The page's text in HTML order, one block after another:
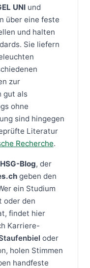
UNIund
über eine feste
und halten
Sie liefern
zur
gut als
ohne
sind hingegen
Literatur
Recherche.
HSG-Blog, der
geben den
ein Studium
oder den
findet hier
Karriere-
oder
holen Stimmen
handfeste